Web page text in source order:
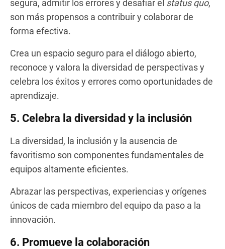
segura, admitir los errores y desafiar el status quo,
son más propensos a contribuir y colaborar de
forma efectiva.
Crea un espacio seguro para el diálogo abierto,
reconoce y valora la diversidad de perspectivas y
celebra los éxitos y errores como oportunidades de
aprendizaje.
5. Celebra la diversidad y la inclusión
La diversidad, la inclusión y la ausencia de
favoritismo son componentes fundamentales de
equipos altamente eficientes.
Abrazar las perspectivas, experiencias y orígenes
únicos de cada miembro del equipo da paso a la
innovación.
6. Promueve la colaboración